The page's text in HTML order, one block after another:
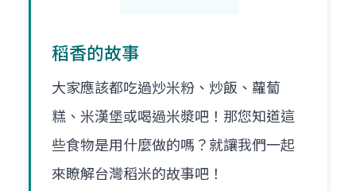
稻香的故事
大家應該都吃過炒米粉、炒飯、蘿蔔
糕、米漢堡或喝過米漿吧！那您知道這
些食物是用什麼做的嗎？就讓我們一起
來瞭解台灣稻米的故事吧！